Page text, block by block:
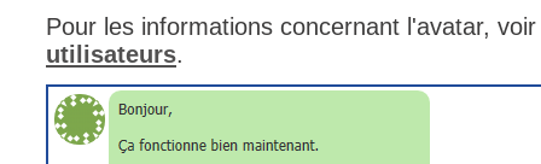
Pour les informations concernant l'avatar,
utilisateurs.